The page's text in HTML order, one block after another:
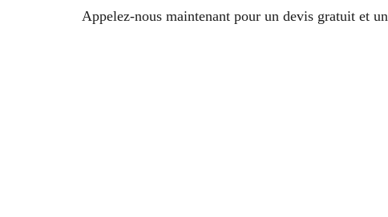
Appelez-nous maintenant pour un devis gratuit et